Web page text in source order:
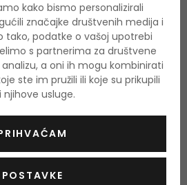
kako bismo personalizirali
značajke društvenih medija i
tako, podatke o vašoj upotrebi
s partnerima za društvene
a oni ih mogu kombinirati
ste im pružili ili koje su prikupili
usluge.
POSTAVKE